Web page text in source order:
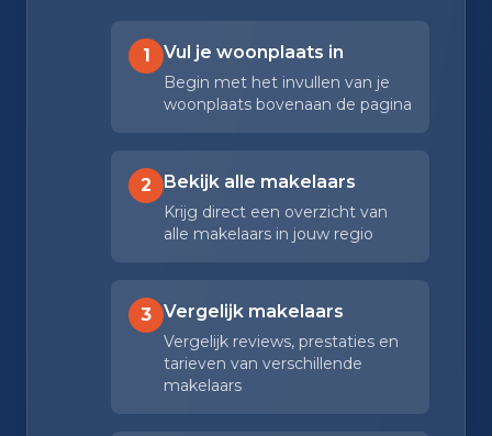
1 Vul je woonplaats in
Begin met het invullen van je
woonplaats bovenaan de pagina
2 Bekijk alle makelaars
Krijg direct een overzicht van
alle makelaars in jouw regio
3 Vergelijk makelaars
Vergelijk reviews, prestaties en
tarieven van verschillende
makelaars